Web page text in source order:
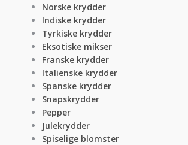
Norske krydder
Indiske krydder
Tyrkiske krydder
Eksotiske mikser
Franske krydder
Italienske krydder
Spanske krydder
Snapskrydder
Pepper
Julekrydder
Spiselige blomster